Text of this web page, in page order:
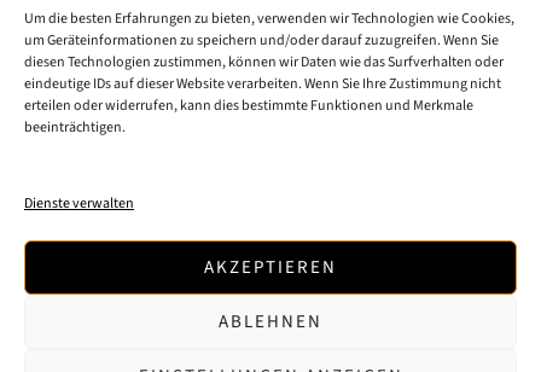
Um die besten Erfahrungen zu bieten, verwenden wir Technologien wie Cookies,
um Geräteinformationen zu speichern und/oder darauf zuzugreifen. Wenn Sie
diesen Technologien zustimmen, können wir Daten wie das Surfverhalten oder
eindeutige IDs auf dieser Website verarbeiten. Wenn Sie Ihre Zustimmung nicht
erteilen oder widerrufen, kann dies bestimmte Funktionen und Merkmale
beeinträchtigen.
Dienste verwalten
AKZEPTIEREN
ABLEHNEN
Stuartweg 14
4131 NJ Vianen
Die Niederlande
T 0031 347 - 32 50 50
Registration number 57369305
NL8525.50.625.B01